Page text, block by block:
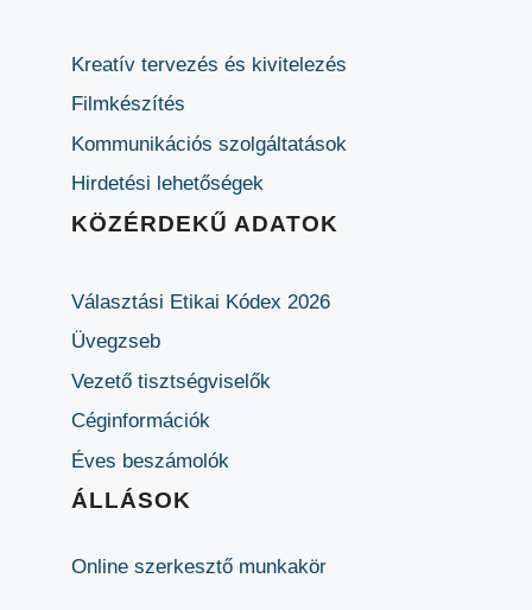
Kreatív tervezés és kivitelezés
Filmkészítés
Kommunikációs szolgáltatások
Hirdetési lehetőségek
KÖZÉRDEKŰ ADATOK
Választási Etikai Kódex 2026
Üvegzseb
Vezető tisztségviselők
Céginformációk
Éves beszámolók
ÁLLÁSOK
Online szerkesztő munkakör